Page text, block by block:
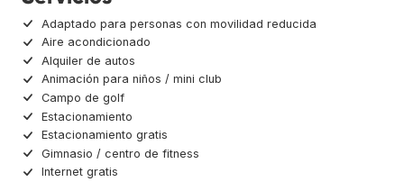
Adaptado para personas con movilidad reducida
Aire acondicionado
Alquiler de autos
Animación para niños / mini club
Campo de golf
Estacionamiento
Estacionamiento gratis
Gimnasio / centro de fitness
Internet gratis